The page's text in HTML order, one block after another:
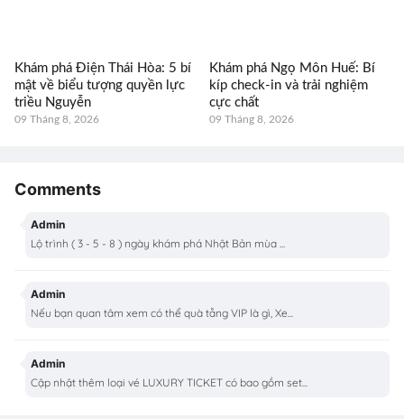
Khám phá Điện Thái Hòa: 5 bí
mật về biểu tượng quyền lực
triều Nguyễn
09 Tháng 8, 2026
Khám phá Ngọ Môn Huế: Bí
kíp check-in và trải nghiệm
cực chất
09 Tháng 8, 2026
Comments
Admin
Lộ trình ( 3 - 5 - 8 ) ngày khám phá Nhật Bản mùa ...
Admin
Nếu bạn quan tâm xem có thể quà tằng VIP là gì, Xe...
Admin
Cập nhật thêm loại vé LUXURY TICKET có bao gồm set...